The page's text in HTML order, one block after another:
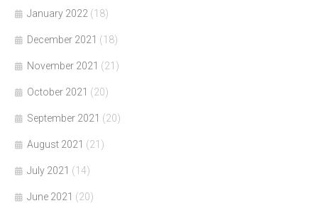
January 2022 (18)
December 2021 (18)
November 2021 (21)
October 2021 (20)
September 2021 (20)
August 2021 (21)
July 2021 (14)
June 2021 (20)